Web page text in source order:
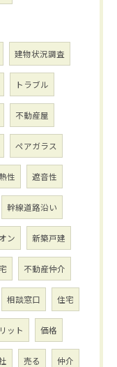
建物状況調査
トラブル
不動産屋
ペアガラス
性 遮音性
幹線道路沿い
ン 新築戸建
不動産仲介
相談窓口 住宅
ット 価格
売る 仲介